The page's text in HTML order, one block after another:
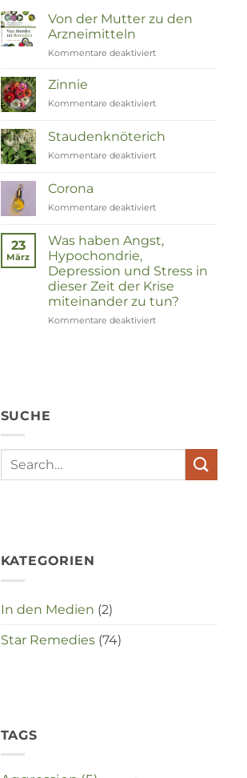
Von der Mutter zu den
Arzneimitteln
Kommentare deaktiviertfür
Remedies
Zinnie
Kommentare deaktiviertfür
Staudenknöterich
Kommentare deaktiviertfür
Corona
Kommentare deaktiviertfür
23
März
Was haben Angst,
Hypochondrie,
Depression und Stress in
dieser Zeit der Krise
miteinander zu tun?
Kommentare deaktiviertfür
in
SUCHE
KATEGORIEN
In den Medien (2)
Star Remedies(74)
TAGS